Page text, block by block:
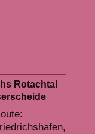
Rotachtal